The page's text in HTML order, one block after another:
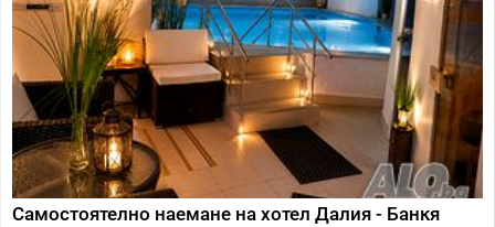
Самостоятелно наемане на хотел Далия - Банкя